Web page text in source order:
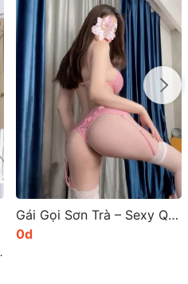
Gái Gọi Sơn Trà – Sexy Quyến Rũ Cao Cấp
0d